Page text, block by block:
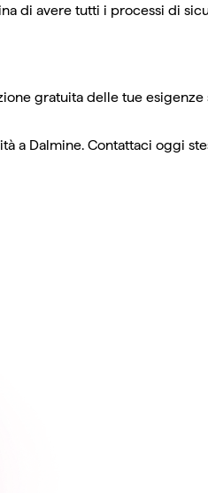
di avere tutti i processi di
gratuita delle tue
a Dalmine. Contattaci oggi